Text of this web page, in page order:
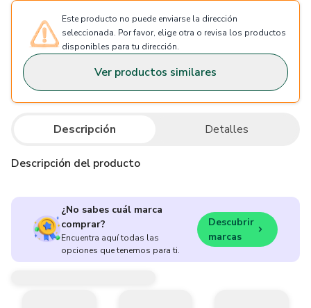
Este producto no puede enviarse la dirección
seleccionada. Por favor, elige otra o revisa los productos
disponibles para tu dirección.
Ver productos similares
Descripción Detalles
Descripción del producto
¿No sabes cuál marca
comprar?
Encuentra aquí todas las
opciones que tenemos para ti.
Descubrir
marcas